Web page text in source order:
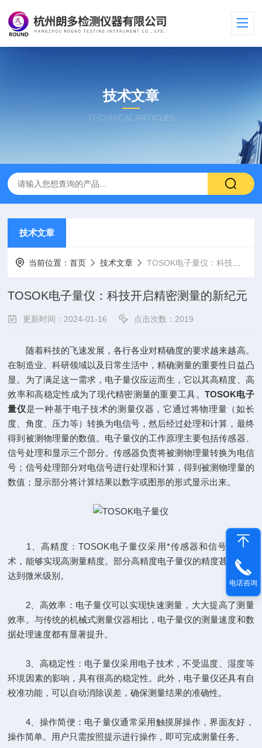
技术文章
TECHNICAL ARTICLES
技术文章
当前位置：首页 技术文章 TOSOK电子量仪：科技开启精密测量的新纪元
TOSOK电子量仪：科技开启精密测量的新纪元
更新时间：2024-01-16 点击次数：2019
随着科技的飞速发展，各行各业对精确度的要求越来越高。
在制造业、科研领域以及日常生活中，精确测量的重要性日益凸
显。为了满足这一需求，电子量仪应运而生，它以其高精度、高
效率和高稳定性成为了现代精密测量的重要工具。 TOSOK电子
量仪是一种基于电子技术的测量仪器，它通过将物理量（如长
度、角度、压力等）转换为电信号，然后经过处理和计算，最终
得到被测物理量的数值。电子量仪的工作原理主要包括传感器、
信号处理和显示三个部分。传感器负责将被测物理量转换为电信
号；信号处理部分对电信号进行处理和计算，得到被测物理量的
数值；显示部分将计算结果以数字或图形的形式显示出来。
1、高精度：TOSOK电子量仪采用*传感器和信号处理技
术，能够实现高测量精度。部分高精度电子量仪的精度甚至可以
达到微米级别。
2、高效率：电子量仪可以实现快速测量，大大提高了测量
效率。与传统的机械式测量仪器相比，电子量仪的测量速度和数
据处理速度都有显著提升。
3、高稳定性：电子量仪采用电子技术，不受温度、湿度等
环境因素的影响，具有很高的稳定性。此外，电子量仪还具有自
校准功能，可以自动消除误差，确保测量结果的准确性。
4、操作简便：电子量仪通常采用触摸屏操作，界面友好，
操作简单。用户只需按照提示进行操作，即可完成测量任务。
电话咨询